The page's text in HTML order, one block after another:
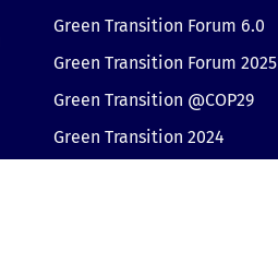
Green Transition Forum 6.0
Green Transition Forum 2025
Green Transition @COP29
Green Transition 2024